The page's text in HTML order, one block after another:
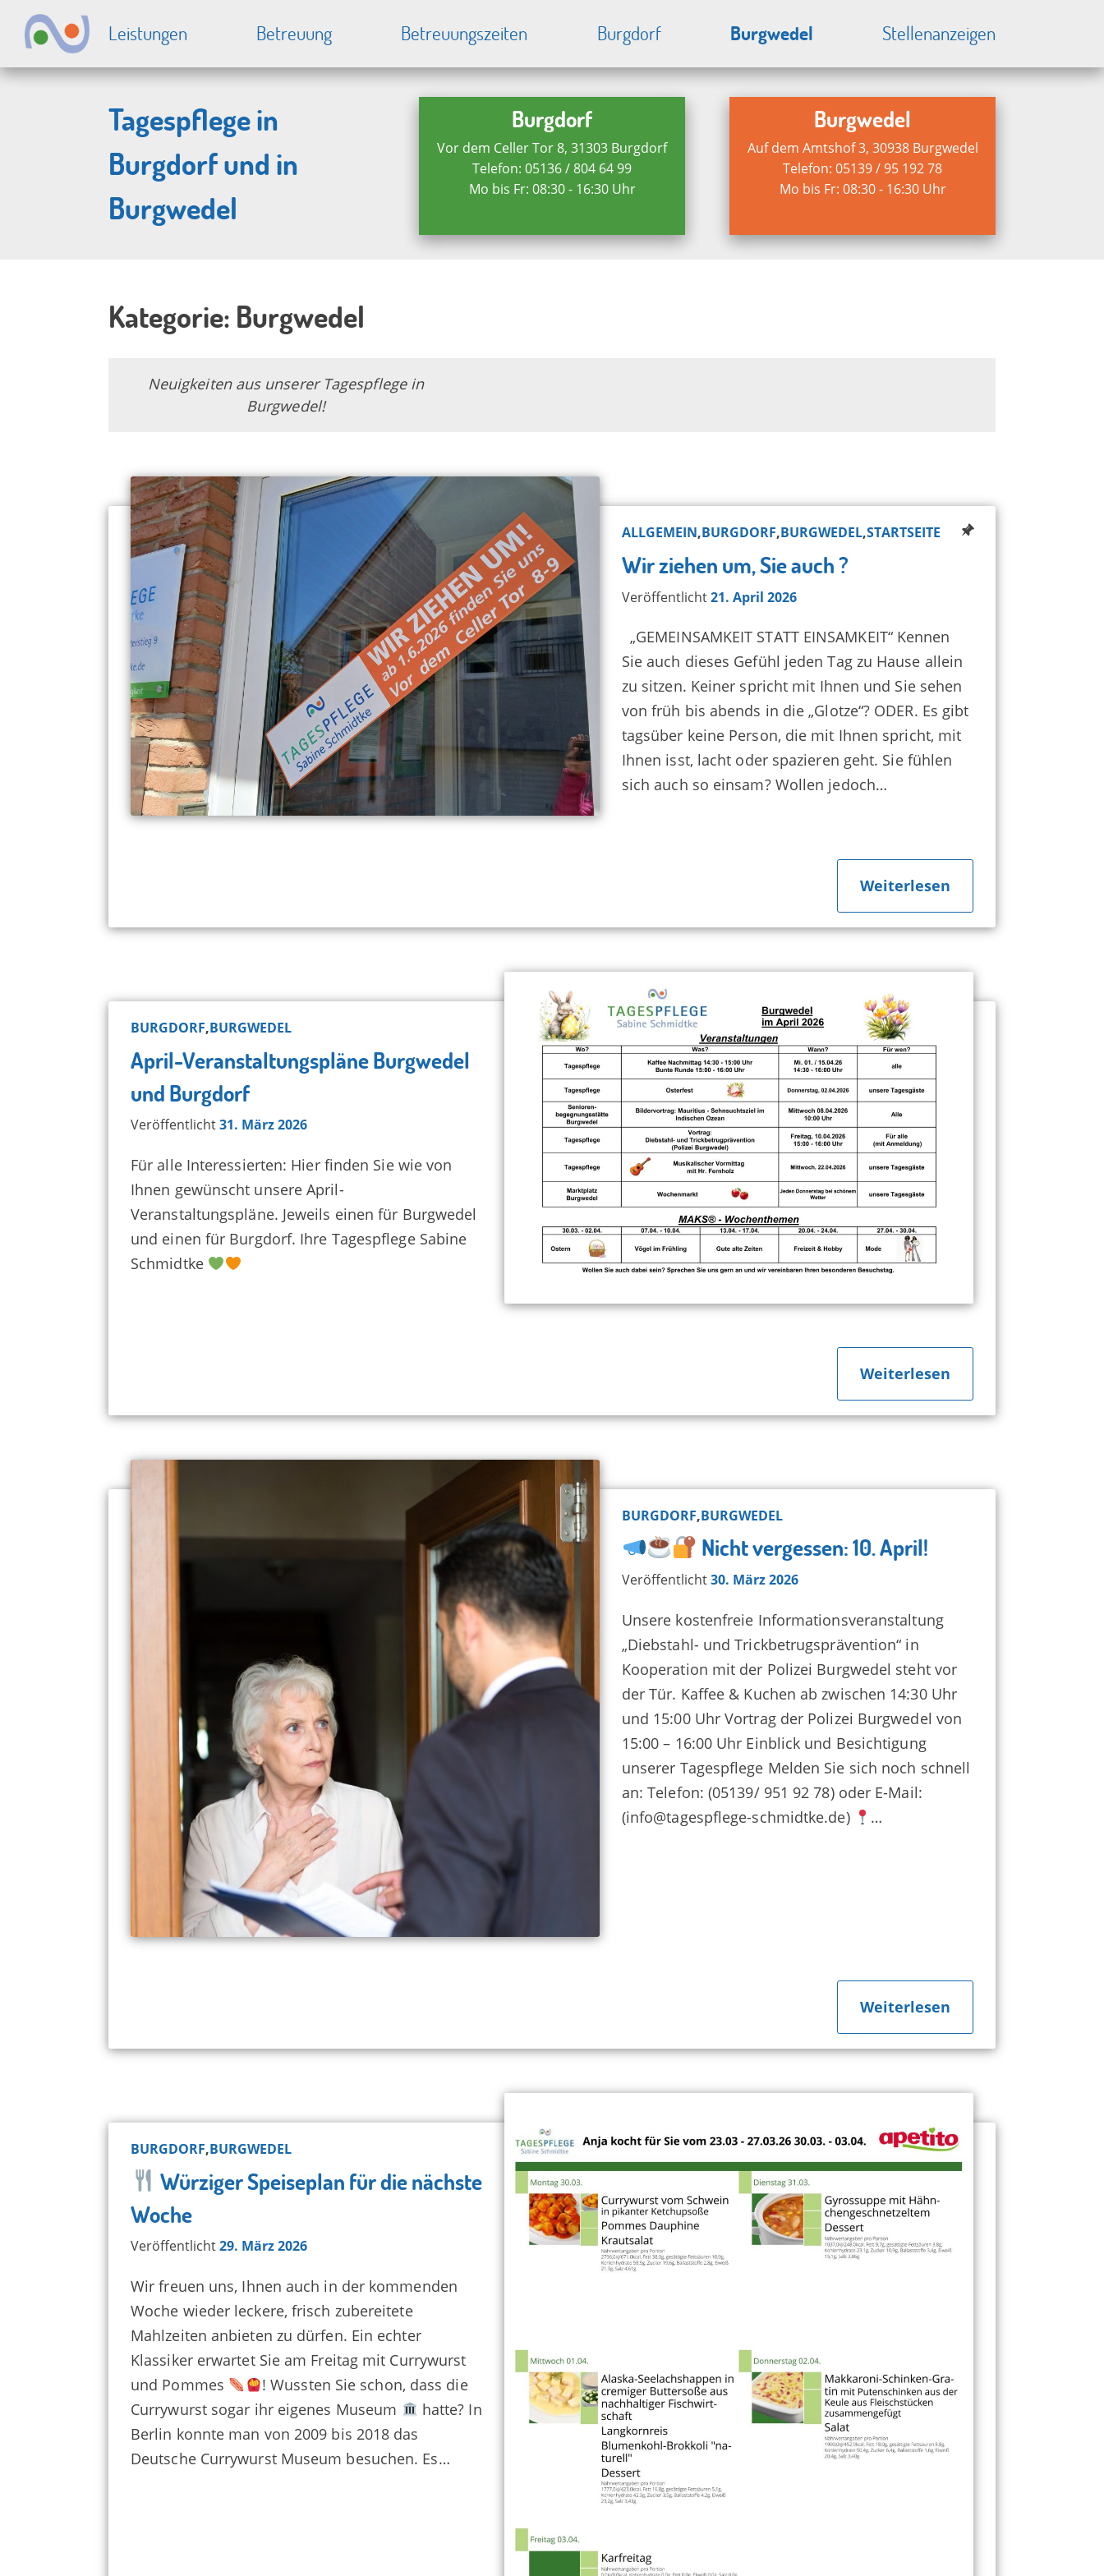
Springe
zum
Inhalt
Leistungen Betreuung Betreuungszeiten Burgdorf Burgwedel Stellenanzeigen
Tagespflege in
Burgdorf und in
Burgwedel
Burgdorf
Vor dem Celler Tor 8, 31303 Burgdorf
Telefon: 05136 / 804 64 99
Mo bis Fr: 08:30 - 16:30 Uhr
Burgwedel
Auf dem Amtshof 3, 30938 Burgwedel
Telefon: 05139 / 95 192 78
Mo bis Fr: 08:30 - 16:30 Uhr
Kategorie: Burgwedel
Neuigkeiten aus unserer Tagespflege in
Burgwedel!
ALLGEMEIN,BURGDORF,BURGWEDEL,STARTSEITE
Wir ziehen um, Sie auch ?
Veröffentlicht21. April 2026
„GEMEINSAMKEIT STATT EINSAMKEIT“ Kennen
Sie auch dieses Gefühl jeden Tag zu Hause allein
zu sitzen. Keiner spricht mit Ihnen und Sie sehen
von früh bis abends in die „Glotze“? ODER. Es gibt
tagsüber keine Person, die mit Ihnen spricht, mit
Ihnen isst, lacht oder spazieren geht. Sie fühlen
sich auch so einsam? Wollen jedoch…
Weiterlesen"about
Wir
ziehen
Sie
auch
BURGDORF,BURGWEDEL
April-Veranstaltungspläne Burgwedel
und Burgdorf
Veröffentlicht31. März 2026
Für alle Interessierten: Hier finden Sie wie von
Ihnen gewünscht unsere April-
Veranstaltungspläne. Jeweils einen für Burgwedel
und einen für Burgdorf. Ihre Tagespflege Sabine
Schmidtke
Weiterlesen"about
April-
Burgdorf"
BURGDORF,BURGWEDEL
Nicht vergessen: 10. April!
Veröffentlicht30. März 2026
Unsere kostenfreie Informationsveranstaltung
„Diebstahl- und Trickbetrugsprävention“ in
Kooperation mit der Polizei Burgwedel steht vor
der Tür. Kaffee & Kuchen ab zwischen 14:30 Uhr
und 15:00 Uhr Vortrag der Polizei Burgwedel von
15:00 – 16:00 Uhr Einblick und Besichtigung
unserer Tagespflege Melden Sie sich noch schnell
an: Telefon: (05139/ 951 92 78) oder E-Mail:
(info@tagespflege-schmidtke.de)
…
Weiterlesen"about
Nicht
vergessen:
10.
April!"
BURGDORF,BURGWEDEL
Würziger Speiseplan für die nächste
Woche
Veröffentlicht29. März 2026
Wir freuen uns, Ihnen auch in der kommenden
Woche wieder leckere, frisch zubereitete
Mahlzeiten anbieten zu dürfen. Ein echter
Klassiker erwartet Sie am Freitag mit Currywurst
und Pommes
! Wussten Sie schon, dass die
Currywurst sogar ihr eigenes Museum
hatte? In
Berlin konnte man von 2009 bis 2018 das
Deutsche Currywurst Museum besuchen. Es…